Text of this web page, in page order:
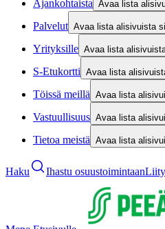
Ajankohtaista Avaa lista
Palvelut Avaa lista alisivuista
Yrityksille Avaa lista
S-Etukortti Avaa lista
Töissä meillä Avaa lista
Vastuullisuus Avaa lista
Tietoa meistä Avaa lista
Haku Ihastu osuustoimintaanLiity